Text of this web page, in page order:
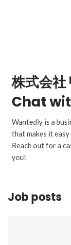
株式会
Chat
Wantedly is a
that makes it
Reach out for a
you!
Job posts